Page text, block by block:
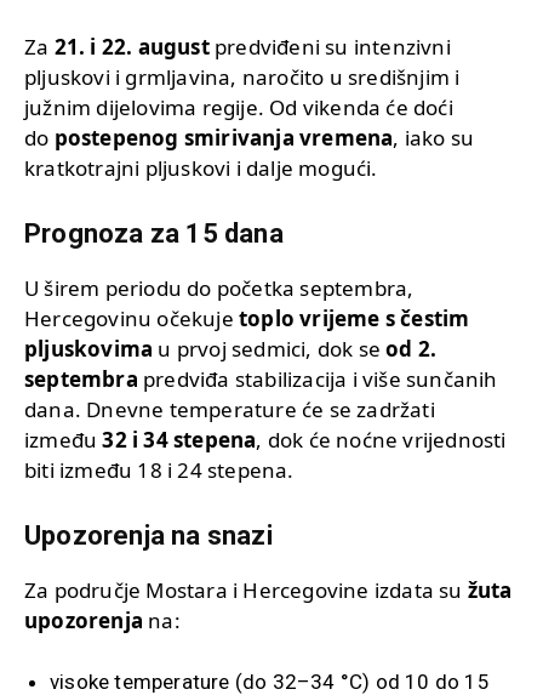
Za 21. i 22. augustpredviđeni su intenzivni
pljuskovi i grmljavina, naročito u središnjim i
južnim dijelovima regije. Od vikenda će doći
do postepenog smirivanja vremena, iako su
kratkotrajni pljuskovi i dalje mogući.
Prognoza za 15 dana
U širem periodu do početka septembra,
Hercegovinu očekuje toplo vrijeme s čestim
pljuskovima u prvoj sedmici, dok seod 2.
septembra predviđa stabilizacija i više sunčanih
dana. Dnevne temperature će se zadržati
između32 i 34 stepena, dok će noćne vrijednosti
biti između 18 i 24 stepena.
Upozorenja na snazi
Za područje Mostara i Hercegovine izdata su žuta
upozorenja na:
visoke temperature (do 32–34 °C) od 10 do 15